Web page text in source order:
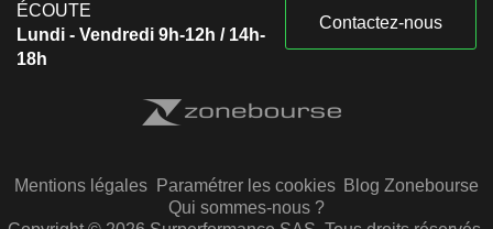
ÉCOUTE
Lundi - Vendredi 9h-12h / 14h-
18h
Contactez-nous
Mentions légales Paramétrer les cookies Blog Zonebourse
Qui sommes-nous ?